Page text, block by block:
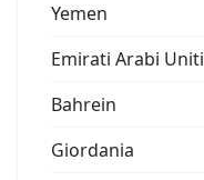
Yemen
Emirati Arabi Uniti
Bahrein
Giordania